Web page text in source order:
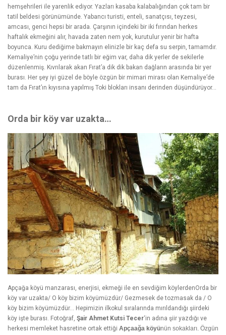
hemşehrileri ile yarenlik ediyor. Yazları kasaba kalabalığından çok tam bir
tatil beldesi görünümünde. Yabancı turisti, enteli, sanatçısı, teyzesi,
amcası, genci hepsi bir arada. Çarşının içindeki bir iki fırından herkes
haftalık ekmeğini alır, havada zaten nem yok, kurutulur yenir bir hafta
boyunca. Kuru dediğime bakmayın elinizle bir kaç defa su serpin, tamamdır.
Kemaliye’nin çoğu yerinde tatlı bir eğim var, daha dik yerler de sekilerle
düzenlenmiş. Kıvrılarak akan Fırat’a dik dik bakan dağların arasında bir yer
burası. Her şey iyi güzel de böyle özgün bir mimari mirası olan Kemaliye’de
tam da Fırat’ın kıyısına yapılmış Toki blokları insanı derinden düşündürüyor…
Orda bir köy var uzakta…
Apçağa köyü manzarası, enerjisi, ekmeği ile en sevdiğim köylerdenOrda bir
köy var uzakta/ O köy bizim köyümüzdür/ Gezmesek de tozmasak da / O
köy bizim köyümüzdür… Hepimizin ilkokul sıralarında mırıldandığı şiirdeki
köy işte burası. Fotoğraf, Şair Ahmet Kutsi Tecer‘in adına şiir yazdığı ve
herkesi memleket hasretine ortak ettiği Apçaağa köyünün sokakları. Özgün